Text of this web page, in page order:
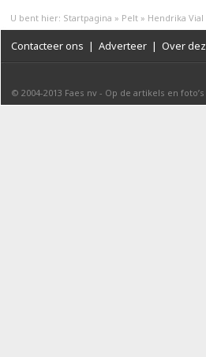
U bent hier: Startpagina » Pelt » Hendrika
Contacteer ons | Adverteer | Over
© 2004-2013 Faes nv - Op de artikels en